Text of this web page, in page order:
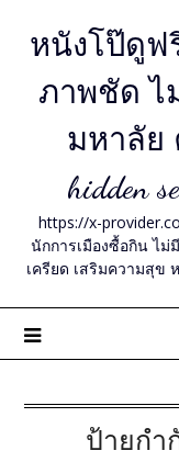
หนังโป๊ดูฟ
ภาพชัด ไ
มหาลัย
hidden
https://x-
นักการเมืองซื้อกิน ไม่
เครียด เสริมความสุข
ป้ายกำ